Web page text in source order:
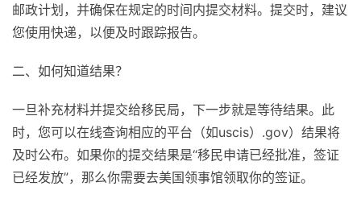
邮政计划，并确保在规定的时间内提交材料。提交时，建议
您使用快递，以便及时跟踪报告。
二、如何知道结果？
一旦补充材料并提交给移民局，下一步就是等待结果。此
时，您可以在线查询相应的平台（如uscis）.gov）结果将
及时公布。如果你的提交结果是“移民申请已经批准，签证
已经发放”，那么你需要去美国领事馆领取你的签证。